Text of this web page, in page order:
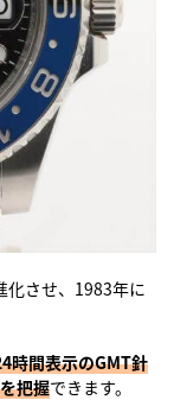
化させ、1983年に
時間表示のGMT針
把握できます。